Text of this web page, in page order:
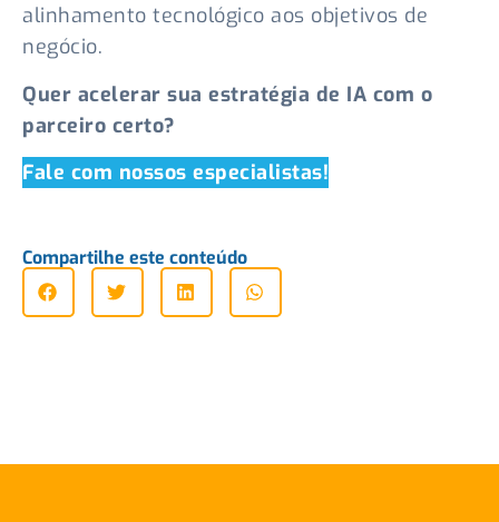
alinhamento tecnológico aos objetivos de
negócio.
Quer acelerar sua estratégia de IA com o
parceiro certo?
Fale com nossos especialistas!
Compartilhe este conteúdo